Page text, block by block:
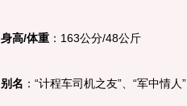
身高/体重 ：163公分/48公斤
别名 ：“计程车司机之友”、“军中情人”